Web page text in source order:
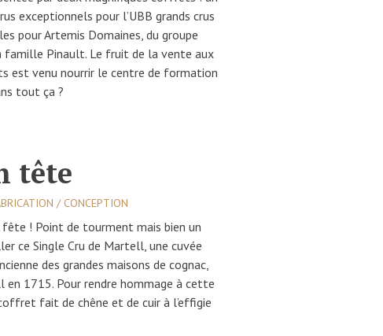
exceptionnels pour l’UBB grands crus
pour Artemis Domaines, du groupe
famille Pinault. Le fruit de la vente aux
est venu nourrir le centre de formation
tout ça ?
tête
/ CONCEPTION
! Point de tourment mais bien un
ce Single Cru de Martell, une cuvée
des grandes maisons de cognac,
en 1715. Pour rendre hommage à cette
fait de chêne et de cuir à l’effigie